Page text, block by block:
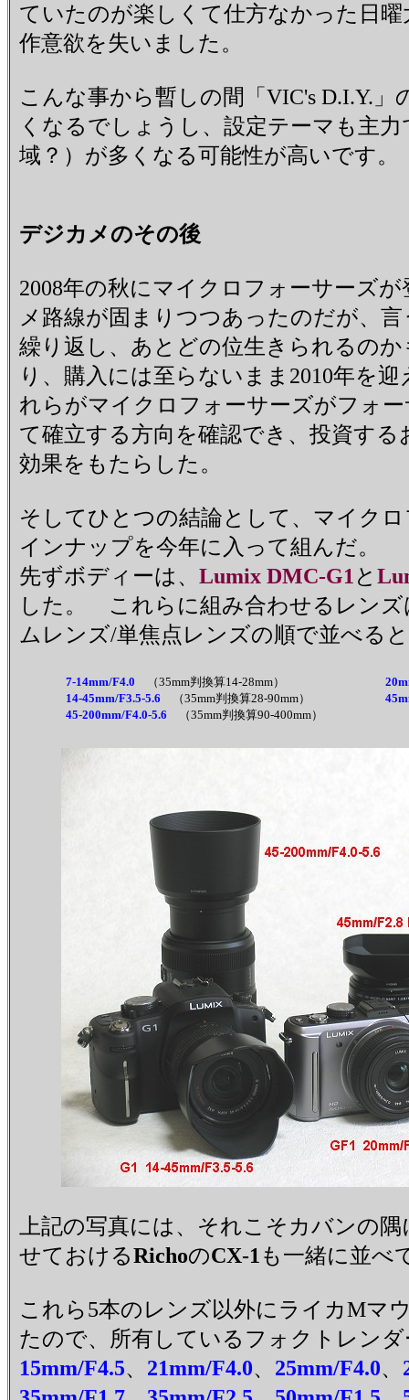
ていたのが楽しくて仕方なかった日
作意欲を失いました。
こんな事から暫しの間「VIC's D.I.Y.
くなるでしょうし、設定テーマも主
域？）が多くなる可能性が高いです。
デジカメのその後
2008年の秋にマイクロフォーサーズ
メ路線が固まりつつあったのだが、
繰り返し、あとどの位生きられるの
り、購入には至らないまま2010年
れらがマイクロフォーサーズがフォ
て確立する方向を確認でき、投資す
効果をもたらした。
そしてひとつの結論として、マイク
インナップを今年に入って組んだ。
先ずボディーは、 Lumix DMC-G1 と
した。 これらに組み合わせるレンズ
ムレンズ/単焦点レンズの順で並べる
7-14mm/F4.0 （35mm判換算14-28mm）
14-45mm/F3.5-5.6 （35mm判換算28-90mm）
45-200mm/F4.0-5.6 （35mm判換算90-400mm）
上記の写真には、それこそカバンの
せておけるRichoのCX-1 も一緒に並べ
これら5本のレンズ以外にライカMマ
たので、所有しているフォクトレンダ
15mm/F4.5、 21mm/F4.0、 25mm/F4.0、